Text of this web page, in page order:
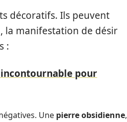
décoratifs. Ils peuvent
la manifestation de désir
:
pour
Une pierre obsidienne,